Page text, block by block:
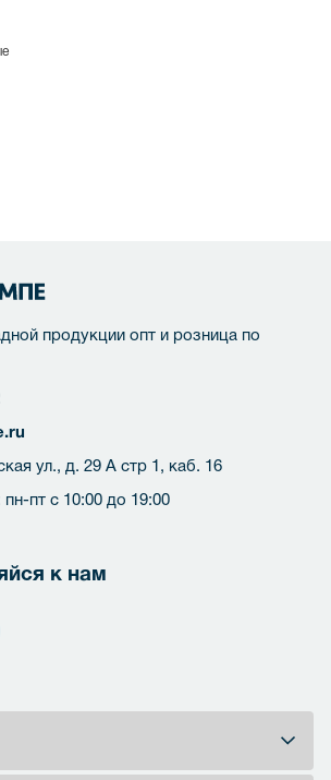
продукции опт и розница по
ул., д. 29 А стр 1, каб. 16
пт с 10:00 до 19:00
к нам